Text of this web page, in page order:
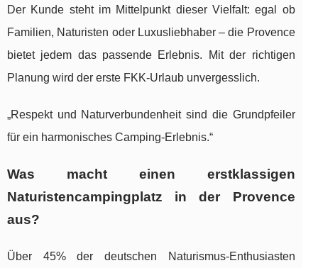
Der Kunde steht im Mittelpunkt dieser Vielfalt: egal ob
Familien, Naturisten oder Luxusliebhaber – die Provence
bietet jedem das passende Erlebnis. Mit der richtigen
Planung wird der erste FKK-Urlaub unvergesslich.
„Respekt und Naturverbundenheit sind die Grundpfeiler
für ein harmonisches Camping-Erlebnis.“
Was macht einen erstklassigen
Naturistencampingplatz in der Provence
aus?
Über 45% der deutschen Naturismus-Enthusiasten